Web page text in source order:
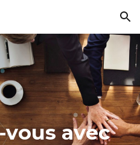
Skip to navigation
avec